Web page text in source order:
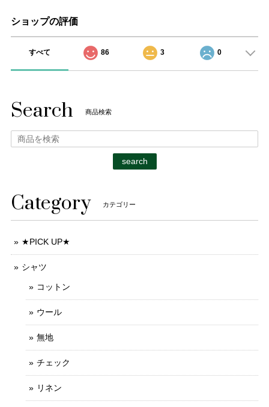
ショップの評価
すべて 86 3 0
Search 商品検索
search
Category カテゴリー
★PICK UP★
シャツ
コットン
ウール
無地
チェック
リネン